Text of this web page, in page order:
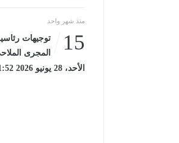
منذ شهر واحد
15
توجيهات
المجرى
الأحد، 28 يونيو 2026 01:52 مـ